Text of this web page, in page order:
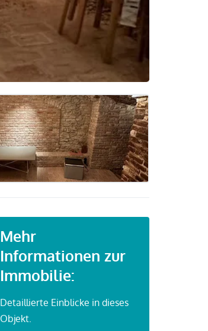
Mehr
Informationen zur
Immobilie:
Detaillierte Einblicke in dieses
Objekt.